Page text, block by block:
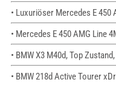
• Luxuriöser Mercedes E 450
• Mercedes E 450 AMG Line
• BMW X3 M40d, Top
• BMW 218d Active Tourer